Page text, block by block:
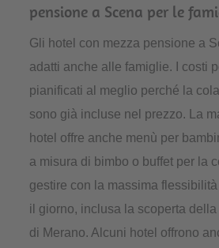
pensione a Scena per le
Gli hotel con mezza pensione a
adatti anche alle famiglie. I costi
pianificati al meglio perché la
sono già incluse nel prezzo. La
hotel offre anche menù per
a misura di bimbo o buffet per la
gestire con la massima
il giorno, inclusa la scoperta
di Merano. Alcuni hotel offrono